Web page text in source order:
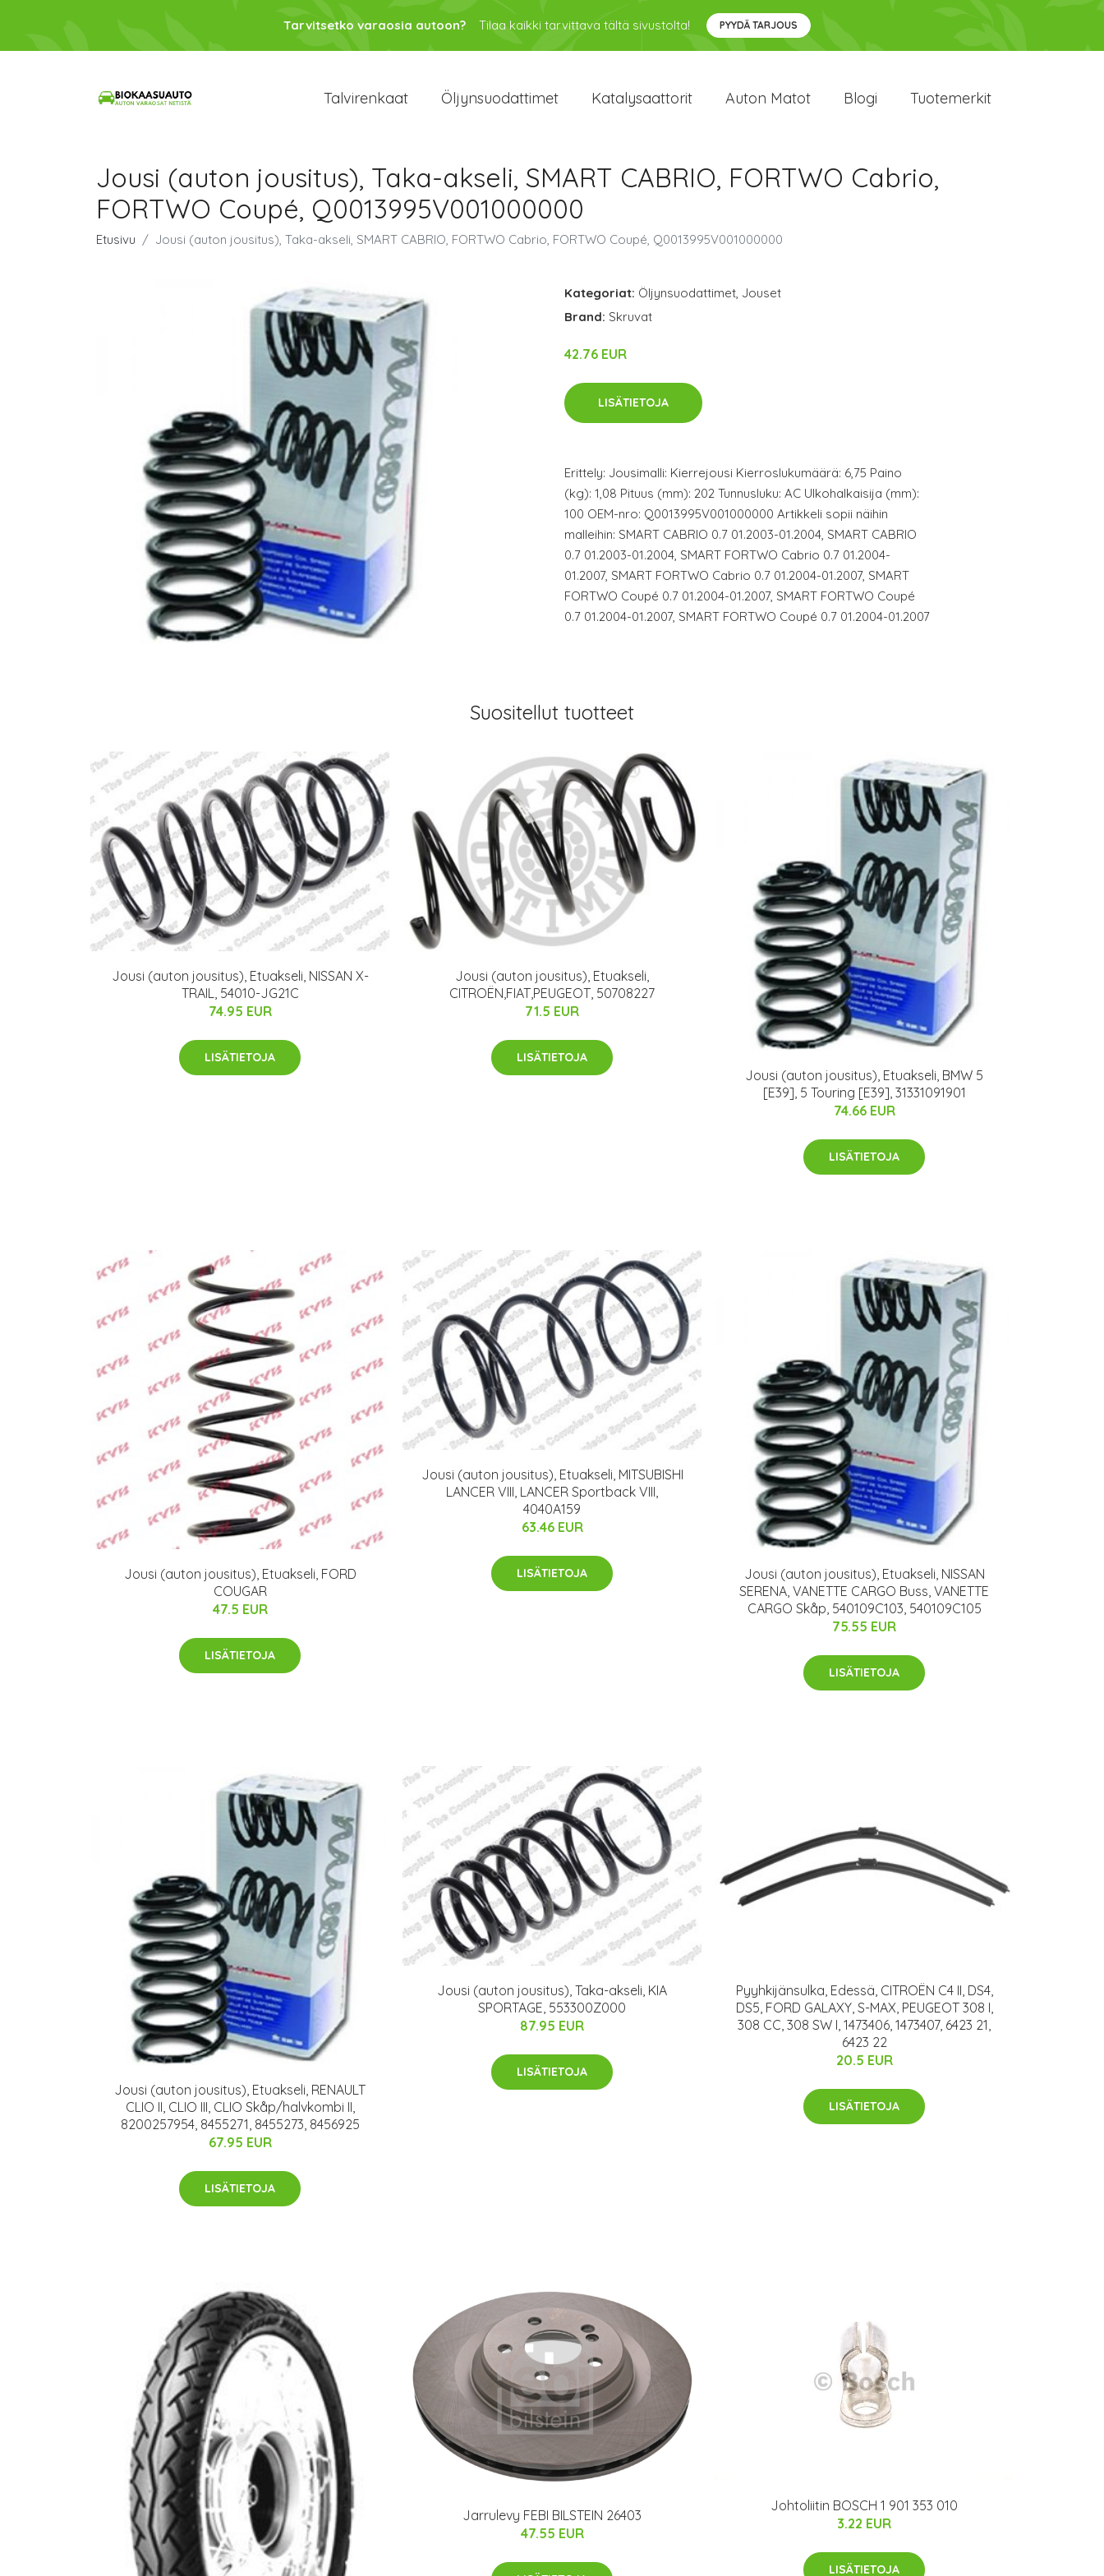
Tarvitsetko varaosia autoon? Tilaa kaikki tarvittava tältä sivustolta! PYYDÄ TARJOUS
Talvirenkaat Öljynsuodattimet Katalysaattorit Auton Matot Blogi Tuotemerkit
Jousi (auton jousitus), Taka-akseli, SMART CABRIO, FORTWO Cabrio,
FORTWO Coupé, Q0013995V001000000
Etusivu Jousi (auton jousitus), Taka-akseli, SMART CABRIO, FORTWO Cabrio, FORTWO Coupé, Q0013995V001000000
Kategoriat: Öljynsuodattimet, Jouset
Brand: Skruvat
42.76 EUR
LISÄTIETOJA
Erittely: Jousimalli: Kierrejousi Kierroslukumäärä: 6,75 Paino
(kg): 1,08 Pituus (mm): 202 Tunnusluku: AC Ulkohalkaisija (mm):
100 OEM-nro: Q0013995V001000000 Artikkeli sopii näihin
malleihin: SMART CABRIO 0.7 01.2003-01.2004, SMART CABRIO
0.7 01.2003-01.2004, SMART FORTWO Cabrio 0.7 01.2004-
01.2007, SMART FORTWO Cabrio 0.7 01.2004-01.2007, SMART
FORTWO Coupé 0.7 01.2004-01.2007, SMART FORTWO Coupé
0.7 01.2004-01.2007, SMART FORTWO Coupé 0.7 01.2004-01.2007
Suositellut tuotteet
Jousi (auton jousitus), Etuakseli, NISSAN X-
TRAIL, 54010-JG21C
74.95 EUR
LISÄTIETOJA
Jousi (auton jousitus), Etuakseli,
CITROËN,FIAT,PEUGEOT, 50708227
71.5 EUR
LISÄTIETOJA
Jousi (auton jousitus), Etuakseli, BMW 5
[E39], 5 Touring [E39], 31331091901
74.66 EUR
LISÄTIETOJA
Jousi (auton jousitus), Etuakseli, FORD
COUGAR
47.5 EUR
LISÄTIETOJA
Jousi (auton jousitus), Etuakseli, MITSUBISHI
LANCER VIII, LANCER Sportback VIII,
4040A159
63.46 EUR
LISÄTIETOJA
Jousi (auton jousitus), Etuakseli, NISSAN
SERENA, VANETTE CARGO Buss, VANETTE
CARGO Skåp, 540109C103, 540109C105
75.55 EUR
LISÄTIETOJA
Jousi (auton jousitus), Etuakseli, RENAULT
CLIO II, CLIO III, CLIO Skåp/halvkombi II,
8200257954, 8455271, 8455273, 8456925
67.95 EUR
LISÄTIETOJA
Jousi (auton jousitus), Taka-akseli, KIA
SPORTAGE, 553300Z000
87.95 EUR
LISÄTIETOJA
Pyyhkijänsulka, Edessä, CITROËN C4 II, DS4,
DS5, FORD GALAXY, S-MAX, PEUGEOT 308 I,
308 CC, 308 SW I, 1473406, 1473407, 6423 21,
6423 22
20.5 EUR
LISÄTIETOJA
Jarrulevy FEBI BILSTEIN 26403
47.55 EUR
Johtoliitin BOSCH 1 901 353 010
3.22 EUR
LISÄTIETOJA